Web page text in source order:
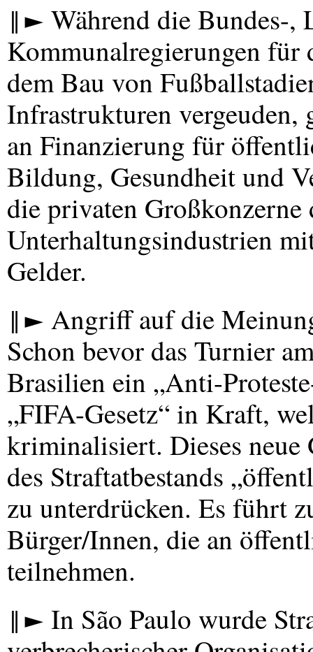
‖► Während die Bundes-,
Kommunalregierungen
dem Bau von
Infrastrukturen vergeuden,
an Finanzierung für
Bildung, Gesundheit und
die privaten
Unterhaltungsindustrien
Gelder.
‖► Angriff auf die
Schon bevor das Turnier
Brasilien ein „Anti-
„FIFA-Gesetz“ in Kraft,
kriminalisiert. Dieses neue
des Straftatbestands
zu unterdrücken. Es führt
Bürger/Innen, die an
teilnehmen.
‖► In São Paulo wurde